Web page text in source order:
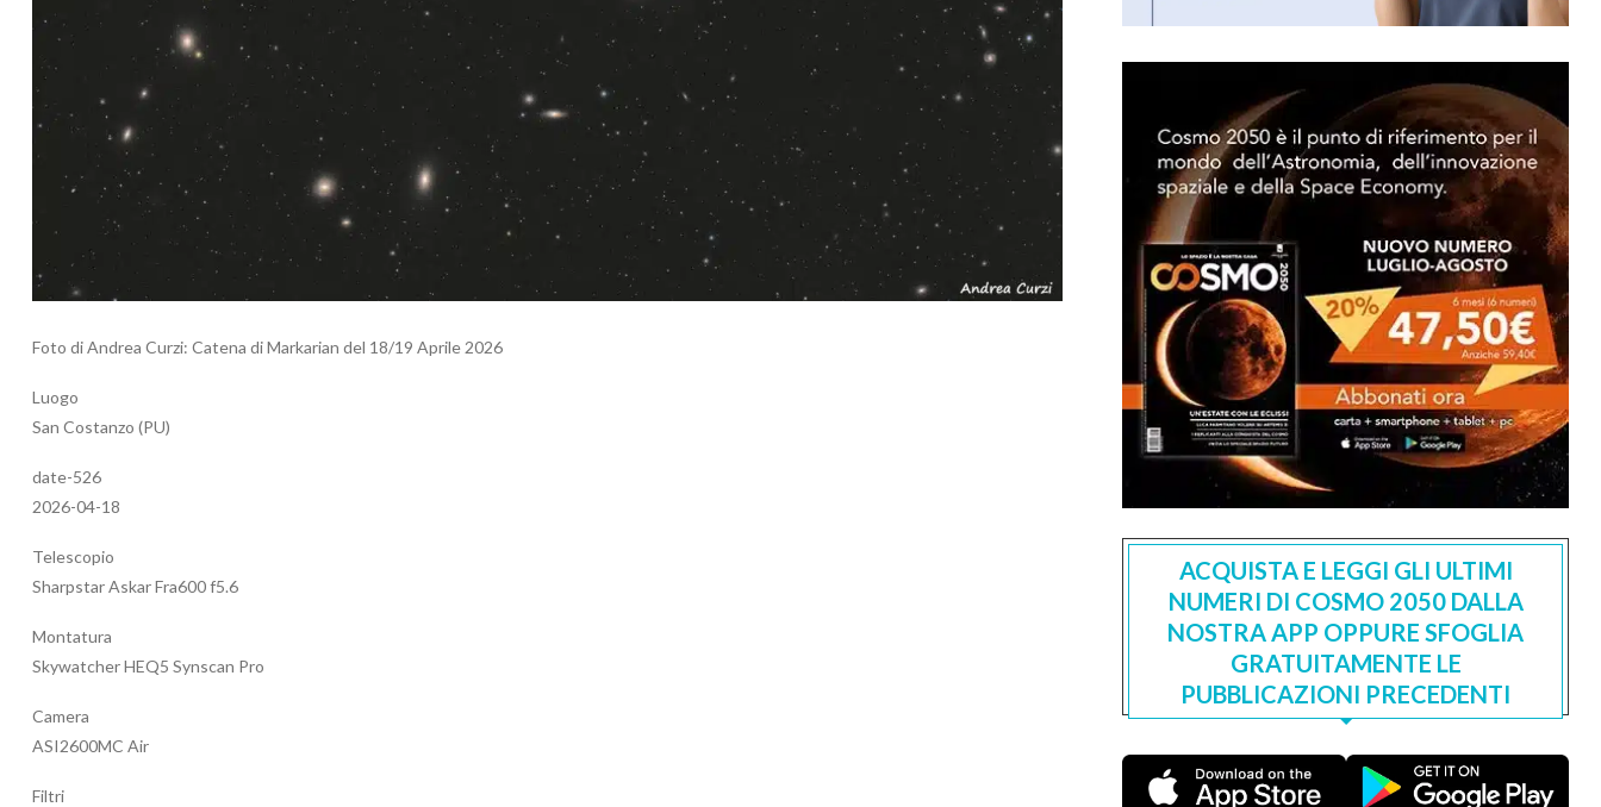
Foto di Andrea Curzi: Catena di Markarian del 18/19 Aprile 2026
Luogo
San Costanzo (PU)
date-526
2026-04-18
Telescopio
Sharpstar Askar Fra600 f5.6
Montatura
Skywatcher HEQ5 Synscan Pro
Camera
ASI2600MC Air
Filtri
ACQUISTA E LEGGI GLI ULTIMI
NUMERI DI COSMO 2050 DALLA
NOSTRA APP OPPURE SFOGLIA
GRATUITAMENTE LE
PUBBLICAZIONI PRECEDENTI